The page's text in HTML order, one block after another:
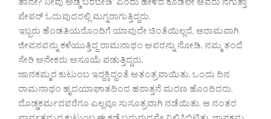
ತಾನೇ? ನೀವು ಅಡ್ಡ ಬರಬೇಡಿ’ ಎಂದು ಹೇಳಿದ ಕೂಡಲೇ ಅವರು ನಗುತ್ತಾ
ಪೇಪರ್ ಓದುವುದರಲ್ಲಿ ಮಗ್ನರಾಗುತ್ತಿದ್ದರು.
ಇಬ್ಬರು ಹೆಂಡತಿಯರೊಂದಿಗೆ ಯಾವುದೇ ಚಿಂತೆಯಿಲ್ಲದೆ, ಆರಾಮವಾಗಿ
ಜೀವನವನ್ನು ಕಳೆಯುತ್ತಿದ್ದ ರಾಮನಾಥಂ ಅವರನ್ನು ನೋಡಿ, ನಮ್ಮ ತಂದೆ
ಸೇರಿ ಅನೇಕರು ಅಸೂಯೆ ಪಡುತ್ತಿದ್ದರು.
ಜಾನಕಮ್ಮರ ಕುಟುಂಬ ಇದ್ದಕ್ಕಿದ್ದಂತೆ ಅತಂತ್ರವಾಯಿತು. ಒಂದು ದಿನ
ರಾಮನಾಥಂ ಹೃದಯಾಘಾತದಿಂದ ಹಠಾತ್ತನೆ ಮರಣ ಹೊಂದಿದರು.
ದೊಡ್ಡಕರ್ಮದವರೆಗೂ ಎಲ್ಲವೂ ಸುಸೂತ್ರವಾಗಿ ನಡೆಯಿತು. ಆ ನಂತರ